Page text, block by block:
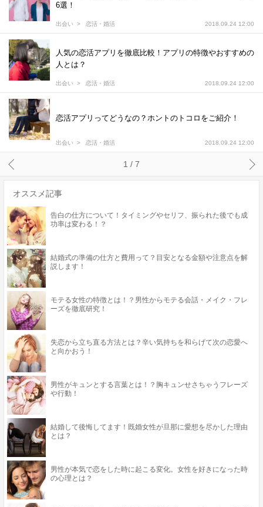
6選！
出会い 恋活・婚活 2018.09.24 12:00
人気の恋活アプリを徹底比較！アプリの特徴やおすすめの
人とは？
出会い 恋活・婚活 2018.09.24 12:00
恋活アプリってどうなの？ホントのトコロをご紹介！
出会い 恋活・婚活 2018.09.24 12:00
1 / 7
オススメ記事
告白の仕方について！タイミングやセリフ、振られた後でも成
功率は変わる！？
結婚式の準備の仕方と費用って？目安となる金額や注意点を解
説します！
モテる女性の特徴とは！？男性からモテる会話・メイク・フレ
ーズを徹底研究！
失恋から立ち直る方法とは？辛い気持ちを和らげて次の恋愛へ
と向かおう！
男性がキュンとする言葉とは！？胸キュンせさちゃうフレーズ
や行動！
結婚して後悔してます！既婚女性が旦那に愛想を尽かした理由
とは？
男性が本気で恋をした時に起こる変化。女性を好きになった時
の心理とは？